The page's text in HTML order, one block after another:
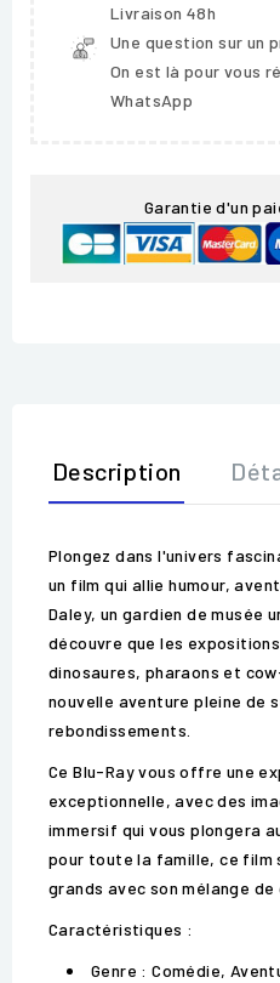
Livraison 48h
Une question sur un
On est là pour vous
WhatsApp
Garantie d'un
Description
Plongez dans l'univers
un film qui allie humour,
Daley, un gardien de musée
découvre que les
dinosaures, pharaons et
nouvelle aventure pleine de
rebondissements.
Ce Blu-Ray vous offre une
exceptionnelle, avec des
immersif qui vous plongera
pour toute la famille, ce
grands avec son mélange
Caractéristiques :
Genre : Comédie,